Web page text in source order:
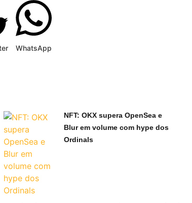
WhatsApp
NFT: OKX supera OpenSea e
Blur em volume com hype dos
Ordinals